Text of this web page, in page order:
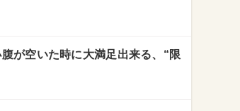
が空いた時に大満足出来る、“限